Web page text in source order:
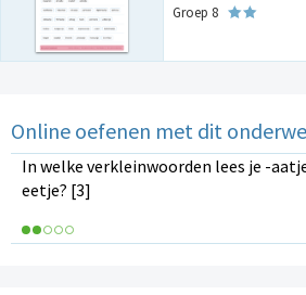
Groep 8
Online oefenen met dit
In welke verkleinwoorden lees je -
eetje? [3]